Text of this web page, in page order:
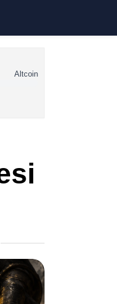
Haberleri
Haberleri
Haberleri
Altcoin